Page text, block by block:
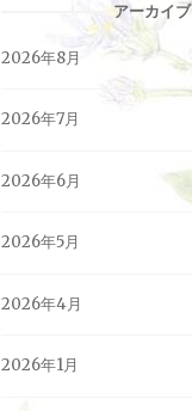
アーカイブ
2026年8月
2026年7月
2026年6月
2026年5月
2026年4月
2026年1月